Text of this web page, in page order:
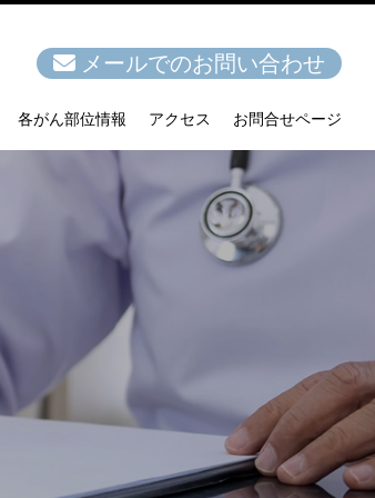
メールでのお問い合わせ
各がん部位情報 アクセス お問合せページ